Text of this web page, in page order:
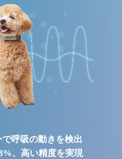
呼吸の動きを検出
、高い精度を実現